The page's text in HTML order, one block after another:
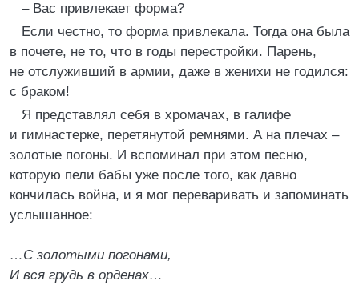
– Вас привлекает форма?
Если честно, то форма привлекала. Тогда она была
в почете, не то, что в годы перестройки. Парень,
не отслуживший в армии, даже в женихи не годился:
с браком!
Я представлял себя в хромачах, в галифе
и гимнастерке, перетянутой ремнями. А на плечах –
золотые погоны. И вспоминал при этом песню,
которую пели бабы уже после того, как давно
кончилась война, и я мог переваривать и запоминать
услышанное:
…С золотыми погонами,
И вся грудь в орденах…